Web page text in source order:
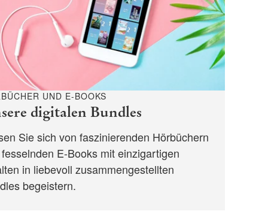
UND E-BOOKS
digitalen Bundles
Sie sich von faszinierenden Hörbüchern
E-Books mit einzigartigen
in liebevoll zusammengestellten
begeistern.